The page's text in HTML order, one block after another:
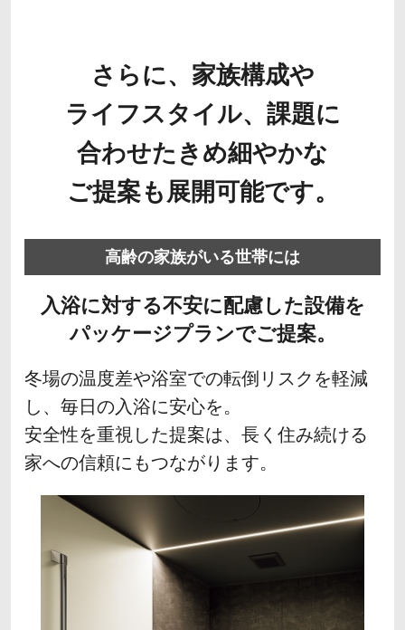
さらに、家族構成や
ライフスタイル、課題に
合わせた きめ細やかな
ご提案も展開可能です。
高齢の家族がいる世帯には
入浴に対する不安に配慮した設備を
パッケージプランでご提案。
冬場の温度差や浴室での転倒リスクを軽減
し、毎日の入浴に安心を。
安全性を重視した提案は、長く住み続ける
家への信頼にもつながります。